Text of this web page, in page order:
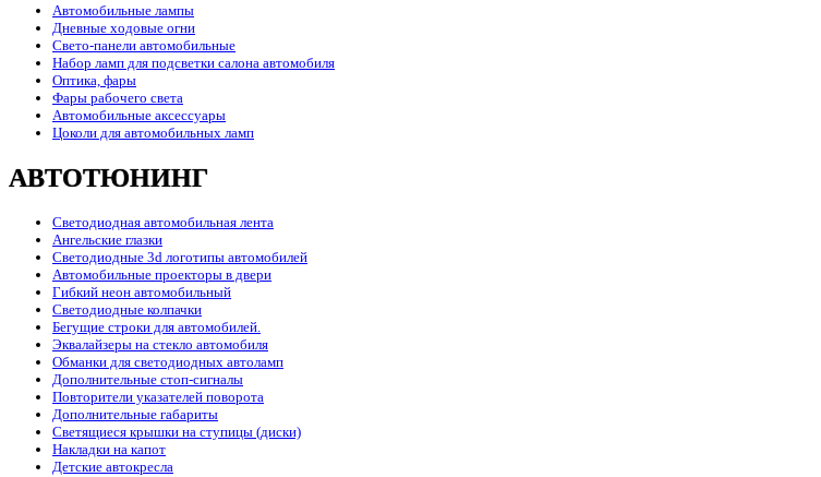
Автомобильные лампы
Дневные ходовые огни
Свето-панели автомобильные
Набор ламп для подсветки салона автомобиля
Оптика, фары
Фары рабочего света
Автомобильные аксессуары
Цоколи для автомобильных ламп
АВТОТЮНИНГ
Светодиодная автомобильная лента
Ангельские глазки
Светодиодные 3d логотипы автомобилей
Автомобильные проекторы в двери
Гибкий неон автомобильный
Светодиодные колпачки
Бегущие строки для автомобилей.
Эквалайзеры на стекло автомобиля
Обманки для светодиодных автоламп
Дополнительные стоп-сигналы
Повторители указателей поворота
Дополнительные габариты
Светящиеся крышки на ступицы (диски)
Накладки на капот
Детские автокресла